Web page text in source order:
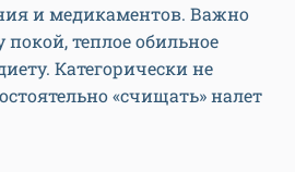
и медикаментов. Важно
покой, теплое обильное
Категорически не
«счищать» налет